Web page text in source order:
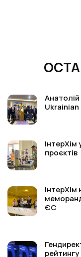
Анатолій
ІнтерХім
проєктів
ІнтерХім
ЄС